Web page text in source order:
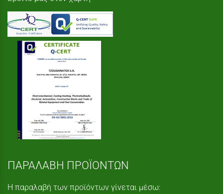
ΠΑΡΑΛΑΒΗ ΠΡΟΪΟΝΤΩΝ
Η παραλαβή των προϊόντων γίνεται μέσω: